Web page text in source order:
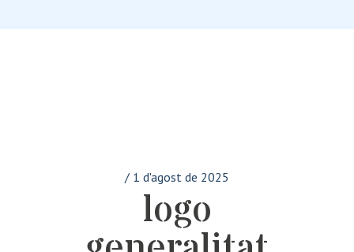
/ 1 d'agost de 2025
logo